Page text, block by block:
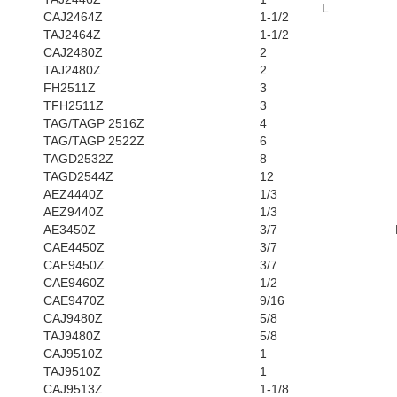
L
CAJ2464Z
1-1/2
TAJ2464Z
1-1/2
CAJ2480Z
2
TAJ2480Z
2
FH2511Z
3
TFH2511Z
3
TAG/TAGP 2516Z
4
TAG/TAGP 2522Z
6
TAGD2532Z
8
TAGD2544Z
12
AEZ4440Z
1/3
AEZ9440Z
1/3
AE3450Z
3/7
CAE4450Z
3/7
CAE9450Z
3/7
CAE9460Z
1/2
CAE9470Z
9/16
CAJ9480Z
5/8
TAJ9480Z
5/8
CAJ9510Z
1
TAJ9510Z
1
CAJ9513Z
1-1/8